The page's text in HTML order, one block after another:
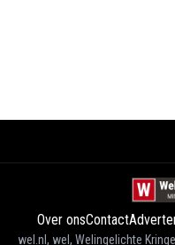
Over onsContact
wel.nl, wel, Welingelichte